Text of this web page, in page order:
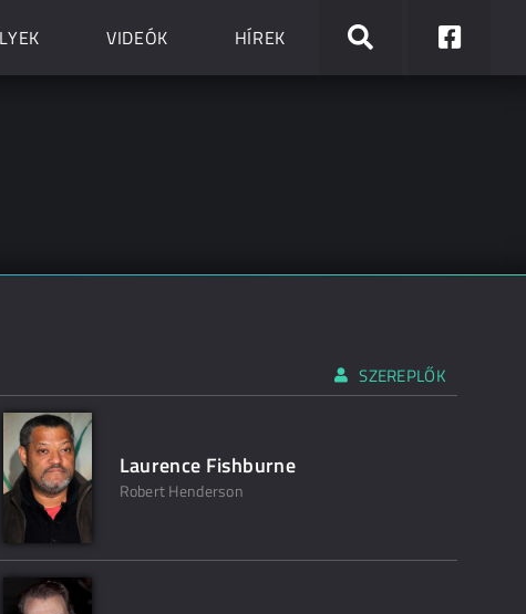
VIDEÓK HÍREK
SZEREPLŐK
Laurence Fishburne
Robert Henderson